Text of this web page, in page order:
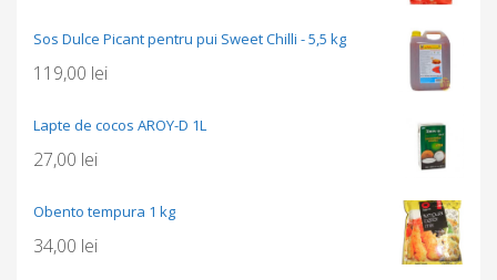
Sos Dulce Picant pentru pui Sweet Chilli - 5,5 kg
119,00 lei
Lapte de cocos AROY-D 1L
27,00 lei
Obento tempura 1 kg
34,00 lei